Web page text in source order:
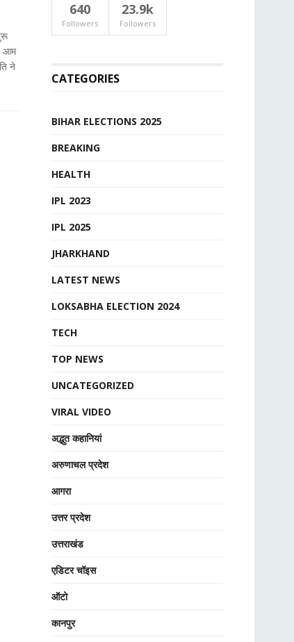
आम
ने
640
Followers
23.9k
Followers
CATEGORIES
BIHAR ELECTIONS 2025
BREAKING
HEALTH
IPL 2023
IPL 2025
JHARKHAND
LATEST NEWS
LOKSABHA ELECTION 2024
TECH
TOP NEWS
UNCATEGORIZED
VIRAL VIDEO
अद्भुत कहानियां
अरुणाचल प्रदेश
आगरा
उत्तर प्रदेश
उत्तराखंड
एडिटर चॉइस
ऑटो
कानपुर